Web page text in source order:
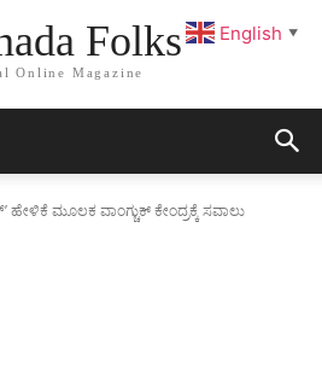
Folks
Online Magazine
ಹೇಳಿಕೆ ಮೂಲಕ ವಾಂಗ್ಚುಕ್ ಕೇಂದ್ರಕ್ಕೆ ಸವಾಲು
English ▼